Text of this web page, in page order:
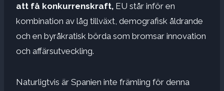
att få konkurrenskraft, EU står inför en
kombination av låg tillväxt, demografisk åldrande
och en byråkratisk börda som bromsar innovation
och affärsutveckling.
Naturligtvis är Spanien inte främling för denna